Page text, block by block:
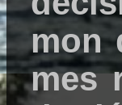
mon
mes